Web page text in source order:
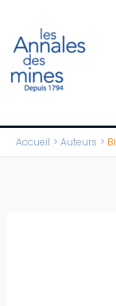
contenu
Accueil Auteurs